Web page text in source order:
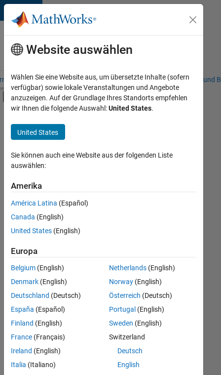
Weiter zum Inhalt
Karriere
bei
MathWorks
– Übersicht Stellensuche Niederlassungen Studierende und
Umschaltung für Off-Canvas-
Hauptinhalt
Information Technology
Commercial Sales
Customer Support
Education Sales
Inside Sales
Marketing Services
Business Model Team
Finance and Operations
Legal
+9
Derzeit
es
keine
offenen
Stellen,
Ihren
Suchkriterien
entsprechen.
können
die
Suchkriterien
weiter
fassen
oder
alle
Stellenangebote
Website auswählen
Wählen Sie eine Website aus, um übersetzte Inhalte (sofern
verfügbar) sowie lokale Veranstaltungen und Angebote
anzuzeigen. Auf der Grundlage Ihres Standorts empfehlen
wir Ihnen die folgende Auswahl:United States.
United States
Sie können auch eine Website aus der folgenden Liste
auswählen:
Amerika
América Latina (Español)
Canada (English)
United States (English)
Europa
Belgium (English)
Denmark (English)
Deutschland (Deutsch)
España (Español)
Finland (English)
France (Français)
Ireland (English)
Italia (Italiano)
Netherlands(English)
Norway(English)
Österreich (Deutsch)
Portugal (English)
Sweden (English)
Switzerland
Deutsch
English